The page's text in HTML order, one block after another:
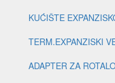
KUĆIŠTE
TERM.EXPANZISKI
ADAPTER ZA